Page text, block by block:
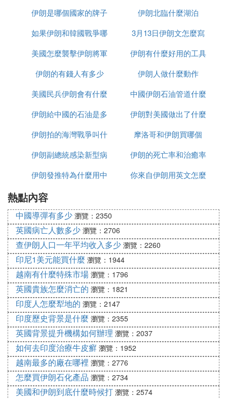
後，通過迪拜（或其他國家）的錢庄辦事處將美金匯
往中國。
會因匯率波動而被錢庄延遲幾天，從而獲得匯率差異
的利潤。
8. 如果匯款超過10天未到賬，且收款行信息無誤，通
常意味著錢庄可能未實際進行匯款。
㈣ 伊朗匯款到中國，一般怎麼處理
1、從第三方國家付款，客戶自己找人從其他國家把
款打到中國。這個只要不被美國跟蹤，資金不要被凍
結住。對中國供應商還是最好的方式。
2、在伊朗本地和買家交易，然後支付貨款給賣家。
或者在中國直接收伊朗客戶的人民幣。不過這有個問
題，在海關稅務方面的數據就是，有貨出，沒款收進
來，也麻煩的事。
3、找有昆侖銀行賬戶的代理公司，昆侖銀行賬戶可
以接收伊朗的匯款，只收人民幣和歐元。這個第一要
關注結匯時間，不同的公司結匯時間從幾個月到幾天
不等，結匯時間要優先於代理費來考慮的。當然找代
理是要付代理費給代理公司，昆侖銀行的手續費也比
其他銀行高。
4、個人可以注冊阿聯酋公司，阿聯酋銀行開辦的賬
戶可以方便的接收到伊朗客戶打過來的匯款。迪拜公
司注冊費用相對高一些，也可以選擇阿聯酋RAK公
司，rak公司注冊費用便宜些。
(4)現在和伊朗做外貿怎麼結算貨款擴展閱讀：
軍的
伊朗是哪個國家的牌子
伊朗北臨什麼湖泊
如果伊朗和韓國戰爭哪
個贏
3月13日伊朗文怎麼寫
美國怎麼襲擊伊朗將軍
的
伊朗有什麼好用的工具
伊朗的有錢人有多少
伊朗人做什麼動作
美國民兵伊朗會有什麼
反應
中國伊朗石油管道什麼
時候建完
伊朗給中國的石油是多
少一桶
伊朗對美國做出了什麼
反應
伊朗拍的海灣戰爭叫什
麼名字
摩洛哥和伊朗買哪個
伊朗副總統感染新型病
毒有多少
伊朗的死亡率和治癒率
為什麼都高
伊朗發推特為什麼用中
你來自伊朗用英文怎麼
熱點內容
中國導彈有多少 瀏覽：2350
英國病亡人數多少 瀏覽：2706
查伊朗人口一年平均收入多少 瀏覽：2260
印尼1美元能買什麼 瀏覽：1944
越南有什麼特殊市場 瀏覽：1796
英國貴族怎麼消亡的 瀏覽：1821
印度人怎麼犁地的 瀏覽：2147
印度歷史背景是什麼 瀏覽：2355
英國背景提升機構如何辦理 瀏覽：2037
如何去印度治療牛皮癬 瀏覽：1952
越南最多的廠在哪裡 瀏覽：2776
怎麼買伊朗石化產品 瀏覽：2734
美國和伊朗到底什麼時候打 瀏覽：2574